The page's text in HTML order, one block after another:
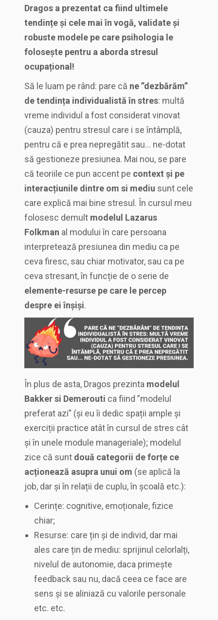
Dragos a prezentat ca fiind ultimele
tendințe și cele mai în vogă, validate și
robuste modele pe care psihologia le
folosește pentru a aborda stresul
ocupațional!
Să le luam pe rând: pare că ne ”dezbărăm”
de tendința individualistă în stres: multă
vreme individul a fost considerat vinovat
(cauza) pentru stresul care i se întâmplă,
pentru că e prea nepregătit sau… ne-dotat
să gestioneze presiunea. Mai nou, se pare
că teoriile ce pun accent pe context și pe
interacțiunile dintre om si mediu sunt cele
care explică mai bine stresul. În cursul meu
folosesc demult modelul Lazarus
Folkman al modului în care persoana
interpretează presiunea din mediu ca pe
ceva firesc, sau chiar motivator, sau ca pe
ceva stresant, în funcție de o serie de
elemente-resurse pe care le percep
despre ei înșiși.
În plus de asta, Dragos prezinta modelul
Bakker si Demerouti ca fiind ”modelul
preferat azi” (și eu îi dedic spații ample și
exerciții practice atât în cursul de stres cât
și în unele module manageriale); modelul
zice că sunt două categorii de forțe ce
acționează asupra unui om (se aplică la
job, dar și în relații de cuplu, în școală etc.):
Cerințe: cognitive, emoționale, fizice
chiar;
Resurse: care țin și de individ, dar mai
ales care țin de mediu: sprijinul celorlalți,
nivelul de autonomie, daca primește
feedback sau nu, dacă ceea ce face are
sens și se aliniază cu valorile personale
etc. etc.